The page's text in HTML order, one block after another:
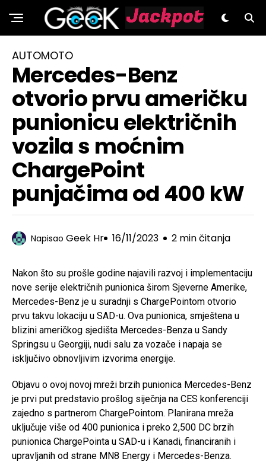
GeeK.hr
AUTOMOTO
Mercedes-Benz
otvorio prvu američku
punionicu električnih
vozila s moćnim
ChargePoint
punjačima od 400 kW
Napisao Geek Hr 16/11/2023 2 min čitanja
Nakon što su prošle godine najavili razvoj i implementaciju
nove serije električnih punionica širom Sjeverne Amerike,
Mercedes-Benz je u suradnji s ChargePointom otvorio
prvu takvu lokaciju u SAD-u. Ova punionica, smještena u
blizini američkog sjedišta Mercedes-Benza u Sandy
Springsu u Georgiji, nudi salu za vozače i napaja se
isključivo obnovljivim izvorima energije.
Objavu o ovoj novoj mreži brzih punionica Mercedes-Benz
je prvi put predstavio prošlog siječnja na CES konferenciji
zajedno s partnerom ChargePointom. Planirana mreža
uključuje više od 400 punionica i preko 2,500 DC brzih
punionica ChargePointa u SAD-u i Kanadi, financiranih i
upravljanih od strane MN8 Energy i Mercedes-Benza.